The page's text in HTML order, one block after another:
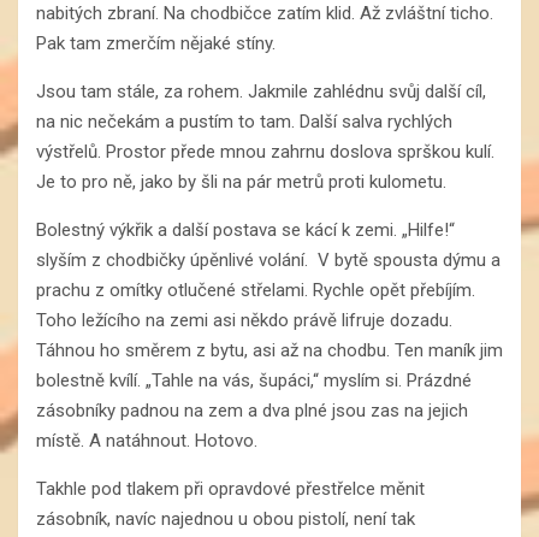
nabitých zbraní. Na chodbičce zatím klid. Až zvláštní ticho.
Pak tam zmerčím nějaké stíny.
Jsou tam stále, za rohem. Jakmile zahlédnu svůj další cíl,
na nic nečekám a pustím to tam. Další salva rychlých
výstřelů. Prostor přede mnou zahrnu doslova sprškou kulí.
Je to pro ně, jako by šli na pár metrů proti kulometu.
Bolestný výkřik a další postava se kácí k zemi. „Hilfe!“
slyším z chodbičky úpěnlivé volání. V bytě spousta dýmu a
prachu z omítky otlučené střelami. Rychle opět přebíjím.
Toho ležícího na zemi asi někdo právě lifruje dozadu.
Táhnou ho směrem z bytu, asi až na chodbu. Ten maník jim
bolestně kvílí. „Tahle na vás, šupáci,“ myslím si. Prázdné
zásobníky padnou na zem a dva plné jsou zas na jejich
místě. A natáhnout. Hotovo.
Takhle pod tlakem při opravdové přestřelce měnit
zásobník, navíc najednou u obou pistolí, není tak